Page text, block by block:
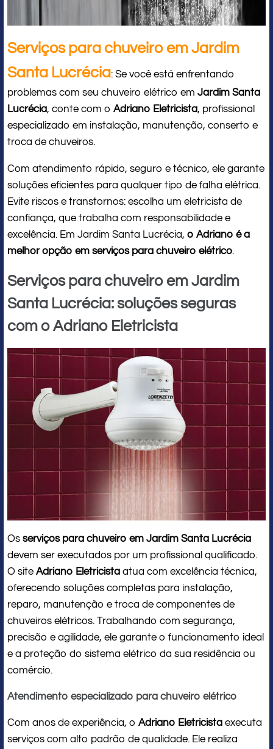
Serviços para chuveiro em Jardim
Santa Lucrécia: Se você está enfrentando
problemas com seu chuveiro elétrico em Jardim Santa
Lucrécia, conte com o Adriano Eletricista, profissional
especializado em instalação, manutenção, conserto e
troca de chuveiros.
Com atendimento rápido, seguro e técnico, ele garante
soluções eficientes para qualquer tipo de falha elétrica.
Evite riscos e transtornos: escolha um eletricista de
confiança, que trabalha com responsabilidade e
excelência. Em Jardim Santa Lucrécia, o Adriano é a
melhor opção em serviços para chuveiro elétrico.
Serviços para chuveiro em Jardim
Santa Lucrécia: soluções seguras
com o Adriano Eletricista
Os serviços para chuveiro em Jardim Santa Lucrécia
devem ser executados por um profissional qualificado.
O site Adriano Eletricista atua com excelência técnica,
oferecendo soluções completas para instalação,
reparo, manutenção e troca de componentes de
chuveiros elétricos. Trabalhando com segurança,
precisão e agilidade, ele garante o funcionamento ideal
e a proteção do sistema elétrico da sua residência ou
comércio.
Atendimento especializado para chuveiro elétrico
Com anos de experiência, o Adriano Eletricista executa
serviços com alto padrão de qualidade. Ele realiza